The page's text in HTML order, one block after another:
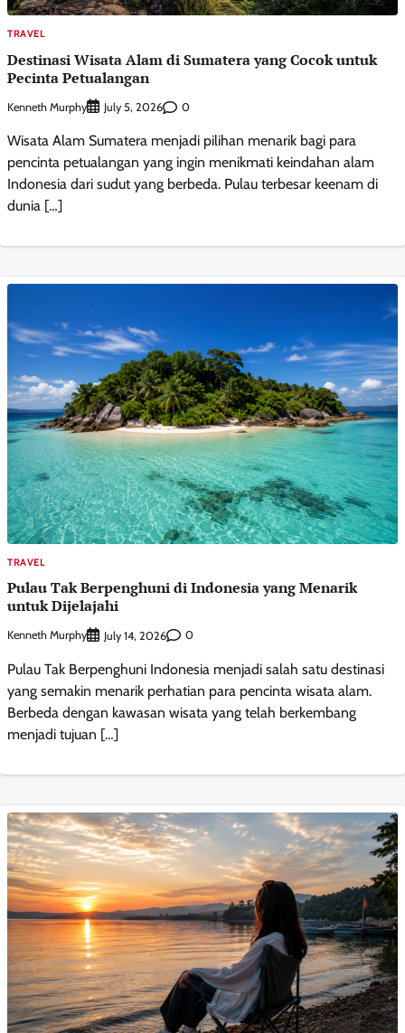
TRAVEL
Destinasi Wisata Alam di Sumatera yang Cocok untuk
Pecinta Petualangan
Kenneth Murphy July 5, 2026 0
Wisata Alam Sumatera menjadi pilihan menarik bagi para
pencinta petualangan yang ingin menikmati keindahan alam
Indonesia dari sudut yang berbeda. Pulau terbesar keenam di
dunia […]
TRAVEL
Pulau Tak Berpenghuni di Indonesia yang Menarik
untuk Dijelajahi
Kenneth Murphy July 14, 2026 0
Pulau Tak Berpenghuni Indonesia menjadi salah satu destinasi
yang semakin menarik perhatian para pencinta wisata alam.
Berbeda dengan kawasan wisata yang telah berkembang
menjadi tujuan […]